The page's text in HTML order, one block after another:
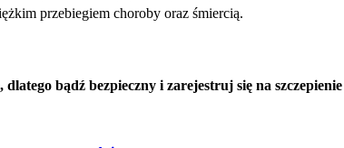
przebiegiem choroby oraz śmiercią.
bądź bezpieczny i zarejestruj się na